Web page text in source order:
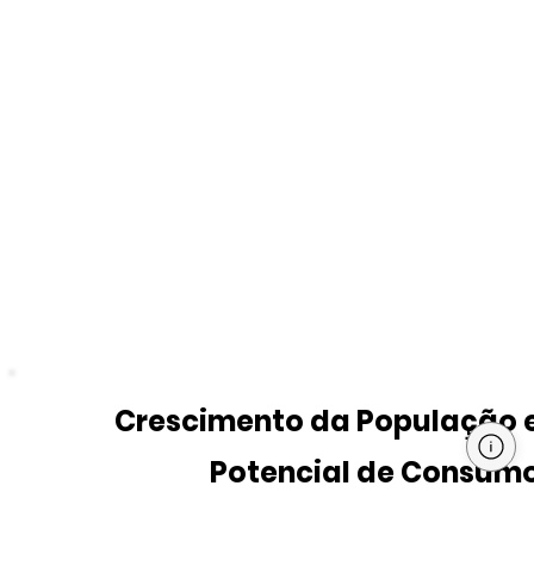
Crescimento da População
Potencial de